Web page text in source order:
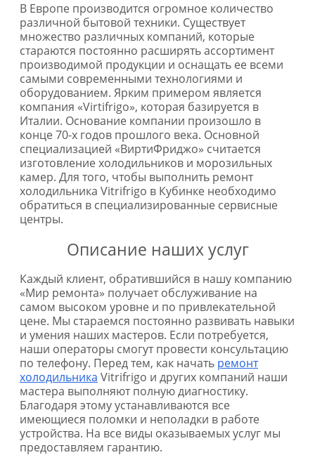
В Европе производится огромное количество
различной бытовой техники. Существует
множество различных компаний, которые
стараются постоянно расширять ассортимент
производимой продукции и оснащать ее всеми
самыми современными технологиями и
оборудованием. Ярким примером является
компания «Virtifrigo», которая базируется в
Италии. Основание компании произошло в
конце 70-х годов прошлого века. Основной
специализацией «ВиртиФриджо» считается
изготовление холодильников и морозильных
камер. Для того, чтобы выполнить ремонт
холодильника Vitrifrigo в Кубинке необходимо
обратиться в специализированные сервисные
центры.
Описание наших услуг
Каждый клиент, обратившийся в нашу компанию
«Мир ремонта» получает обслуживание на
самом высоком уровне и по привлекательной
цене. Мы стараемся постоянно развивать навыки
и умения наших мастеров. Если потребуется,
наши операторы смогут провести консультацию
по телефону. Перед тем, как начать ремонт
холодильника Vitrifrigo и других компаний наши
мастера выполняют полную диагностику.
Благодаря этому устанавливаются все
имеющиеся поломки и неполадки в работе
устройства. На все виды оказываемых услуг мы
предоставляем гарантию.